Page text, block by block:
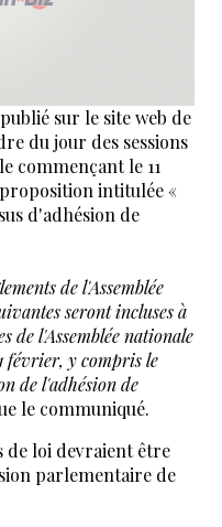
sur le site web de
du jour des sessions
commençant le 11
intitulée «
d'adhésion de
de l'Assemblée
seront incluses à
de l'Assemblée nationale
février, y compris le
de l'adhésion de
le communiqué.
loi devraient être
parlementaire de